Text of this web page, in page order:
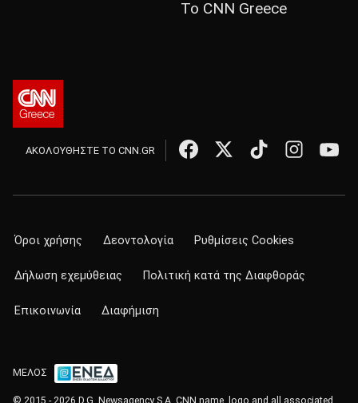
Το CNN Greece
ΑΚΟΛΟΥΘΗΣΤΕ ΤΟ CNN.GR
Όροι χρήσης Δεοντολογία Ρυθμίσεις Cookies
Δήλωση εχεμύθειας Πολιτική κατά της Διαφθοράς
Επικοινωνία Διαφήμιση
ΜΕΛΟΣ
© 2015 - 2026 D.G. Newsagency S.A. CNN name, logo and all associated